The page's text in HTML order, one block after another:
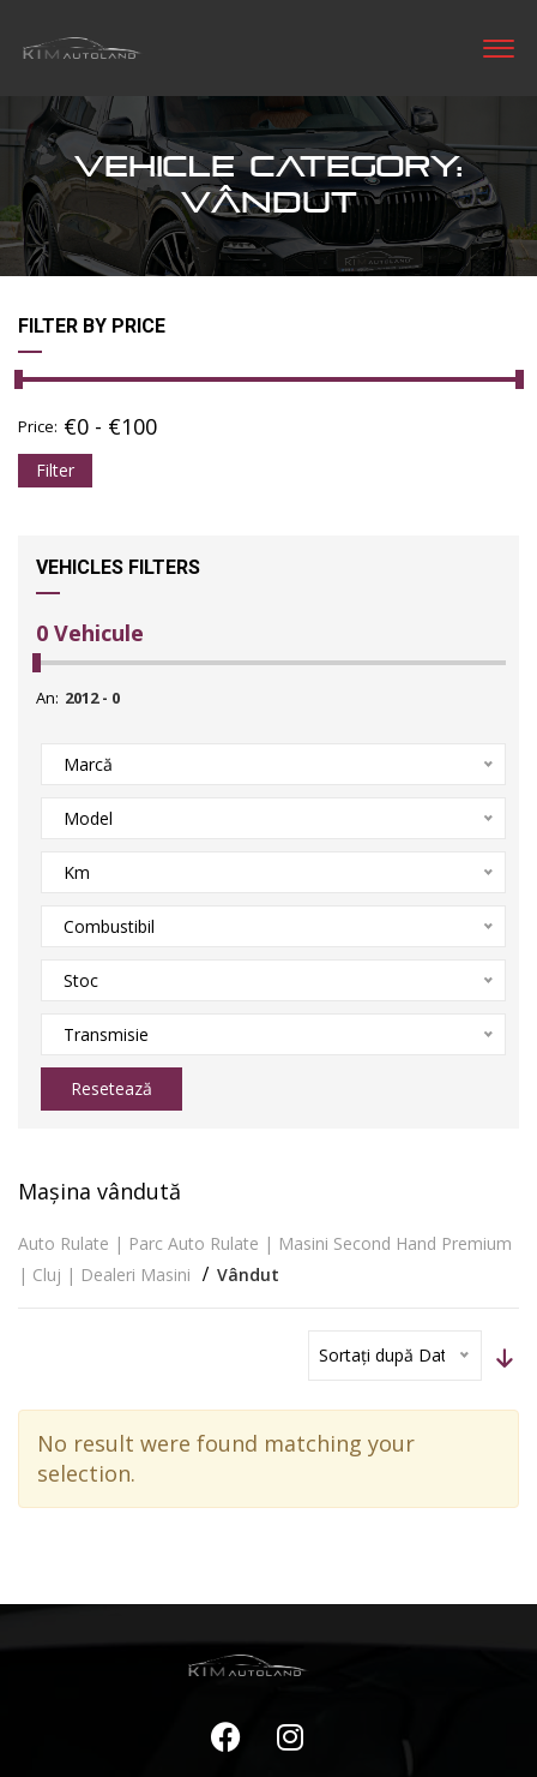
VEHICLE CATEGORY:
VÂNDUT
FILTER BY PRICE
Price: €0 - €100
Filter
VEHICLES FILTERS
0 Vehicule
An:
Marcă
Model
Km
Combustibil
Stoc
Transmisie
Resetează
Mașina vândută
Auto Rulate | Parc Auto Rulate | Masini Second Hand Premium
| Cluj | Dealeri Masini
Vândut
Sortați după Dată
No result were found matching your
selection.